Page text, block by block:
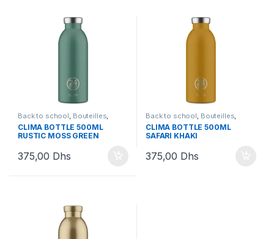
Back to school, Bouteilles,
Bouteilles et Lunchbox
CLIMA BOTTLE 500ML
RUSTIC MOSS GREEN
375,00 Dhs
Back to school, Bouteilles,
Bouteilles et Lunchbox
CLIMA BOTTLE 500ML
SAFARI KHAKI
375,00 Dhs